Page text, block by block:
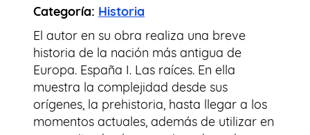
Categoría: Historia
El autor en su obra realiza una breve
historia de la nación más antigua de
Europa. España I. Las raíces. En ella
muestra la complejidad desde sus
orígenes, la prehistoria, hasta llegar a los
momentos actuales, además de utilizar en